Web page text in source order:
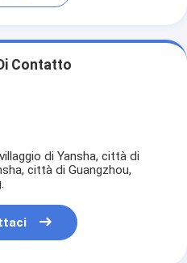
Contatto
di Yansha, città di
città di Guangzhou,